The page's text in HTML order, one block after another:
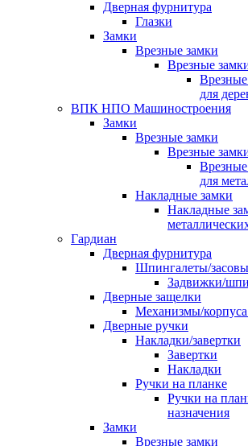
Дверная фурнитура
Глазки
Замки
Врезные замки
Врезные
для
ВПК НПО Машиностроения
Замки
Врезные замки
Врезные
Врезные
для
Накладные замки
Накладные
Гардиан
Дверная фурнитура
Шпингалеты/
Задвижки/
Дверные защелки
Механизмы/
Дверные ручки
Накладки/завертки
Завертки
Накладки
Ручки на планке
Ручки на
назначения
Замки
Врезные замки